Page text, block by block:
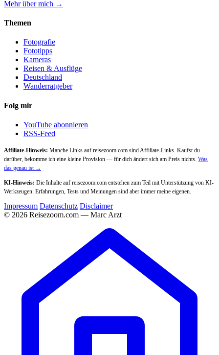
Mehr über mich →
Themen
Fotografie
Fototipps
Kameras
Reisen & Ausflüge
Deutschland
Wanderratgeber
Folg mir
YouTube abonnieren
RSS-Feed
Affiliate-Hinweis: Manche Links auf reisezoom.com sind Affiliate-Links. Kaufst du
darüber, bekomme ich eine kleine Provision — für dich ändert sich am Preis nichts. Was
das genau ist →
KI-Hinweis: Die Inhalte auf reisezoom.com entstehen zum Teil mit Unterstützung von KI-
Werkzeugen. Erfahrungen, Tests und Meinungen sind aber immer meine eigenen.
Impressum Datenschutz Disclaimer
© 2026 Reisezoom.com — Marc Arzt